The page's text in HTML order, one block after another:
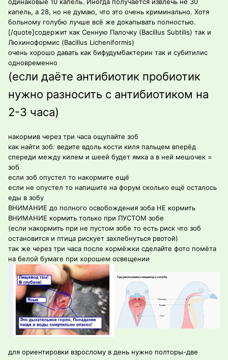
капель, а 28, но не думаю, что это очень криминально. Хотя
больному голубю лучше всё же докапывать полностью.
[/quote]содержит как Сенную Палочку (Bacillus Subtilis) так и
Люхиноформис (Bacillus Licheniformis)
очень хорошо давать как бифудумбактерин так и субитилис
одновременно
(если даёте антибиотик пробиотик
нужно разносить с антибиотиком на
2-3 часа)
накормив через три часа ощупайте зоб
как найти зоб: ведите вдоль кости киля пальцем вперёд
спереди между килем и шеей будет ямка а в ней мешочек =
зоб
если зоб опустел то накормите ещё
если не опустел то напишите на форум сколько ещё осталось
еды в зобу
ВНИМАНИЕ до полного освобождения зоба НЕ кормить
ВНИМАНИЕ кормить только при ПУСТОМ зобе
(если накормить при не пустом зобе то есть риск что зоб
остановится и птица рискует захлебнуться рвотой)
так же через три часа после кормёжки сделайте фото помёта
на белой бумаге при хорошем освещении
для ориентировки взрослому в день нужно полторы-две